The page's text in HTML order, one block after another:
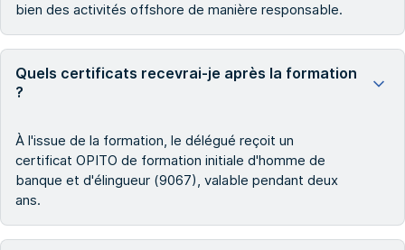
bien des activités offshore de manière responsable.
Quels certificats recevrai-je après la formation
?
À l'issue de la formation, le délégué reçoit un
certificat OPITO de formation initiale d'homme de
banque et d'élingueur (9067), valable pendant deux
ans.